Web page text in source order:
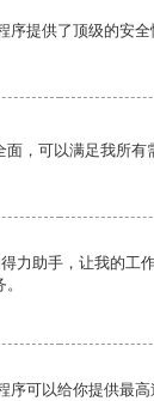
序提供了顶级的安全
，可以满足我所有
力助手，让我的工
序可以给你提供最